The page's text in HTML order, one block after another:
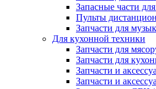
Запасные части
Пульты
Запчасти для
Для кухонной техники
Запчасти для
Запчасти для
Запчасти и
Запчасти и